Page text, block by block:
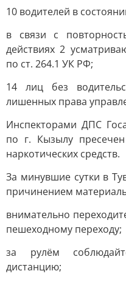
10 водителей в
в связи с
действиях 2
по ст. 264.1 УК РФ;
14 лиц без
лишенных права
Инспекторами ДПС
по г. Кызылу
наркотических средств.
За минувшие сутки в
причинением
внимательно
пешеходному переходу;
за рулём
дистанцию;